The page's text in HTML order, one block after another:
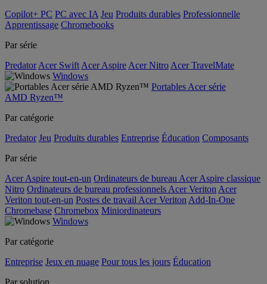
Copilot+ PC PC avec IA Jeu Produits durables Professionnelle
Apprentissage Chromebooks
Par série
Predator Acer Swift Acer Aspire Acer Nitro Acer TravelMate
Windows
Portables Acer série
AMD Ryzen™
Par catégorie
Predator Jeu Produits durables Entreprise Éducation Composants
Par série
Acer Aspire tout-en-un Ordinateurs de bureau Acer Aspire classique
Nitro Ordinateurs de bureau professionnels Acer Veriton Acer
Veriton tout-en-un Postes de travail Acer Veriton Add-In-One
Chromebase Chromebox Miniordinateurs
Windows
Par catégorie
Entreprise Jeux en nuage Pour tous les jours Éducation
Par solution